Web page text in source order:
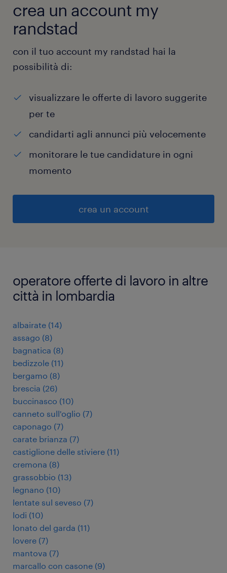
crea un account my
randstad
con il tuo account my randstad hai la
possibilità di:
visualizzare le offerte di lavoro suggerite
per te
candidarti agli annunci più velocemente
monitorare le tue candidature in ogni
momento
crea un account
operatore offerte di lavoro in altre
città in lombardia
albairate (14)
assago (8)
bagnatica (8)
bedizzole (11)
bergamo (8)
brescia (26)
buccinasco (10)
canneto sull'oglio (7)
caponago (7)
carate brianza (7)
castiglione delle stiviere (11)
cremona (8)
grassobbio (13)
legnano (10)
lentate sul seveso (7)
lodi (10)
lonato del garda (11)
lovere (7)
mantova (7)
marcallo con casone (9)